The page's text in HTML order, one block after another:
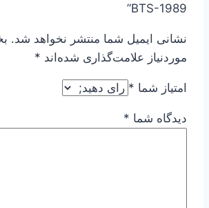
BTS-1989”
نشانی ایمیل شما منتشر نخواهد شد.
موردنیاز علامت‌گذاری شده‌اند *
امتیاز شما *
دیدگاه شما *